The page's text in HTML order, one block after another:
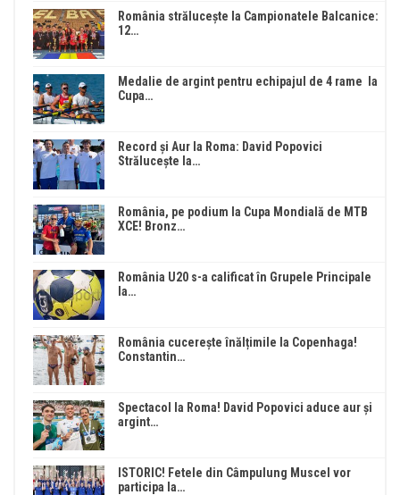
România strălucește la Campionatele Balcanice:
12…
Medalie de argint pentru echipajul de 4 rame la
Cupa…
Record și Aur la Roma: David Popovici
Strălucește la…
România, pe podium la Cupa Mondială de MTB
XCE! Bronz…
România U20 s-a calificat în Grupele Principale
la…
România cucerește înălțimile la Copenhaga!
Constantin…
Spectacol la Roma! David Popovici aduce aur și
argint…
ISTORIC! Fetele din Câmpulung Muscel vor
participa la…